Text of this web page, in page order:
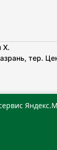
Х.
тер.
от